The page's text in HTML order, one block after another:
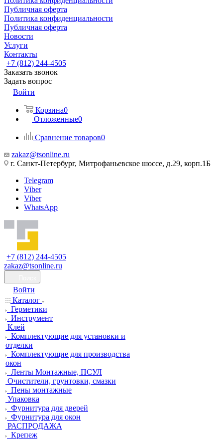
Публичная оферта
Политика конфиденциальности
Публичная оферта
Новости
Услуги
Контакты
+7 (812) 244-4505
Заказать звонок
Задать вопрос
Войти
Корзина0
Отложенные0
Сравнение товаров0
zakaz@tsonline.ru
г. Санкт-Петербург, Митрофаньевское шоссе, д.29, корп.1Б
Telegram
Viber
Viber
WhatsApp
+7 (812) 244-4505
zakaz@tsonline.ru
Войти
Каталог
Герметики
Инструмент
Клей
Комплектующие для установки и
отделки
Комплектующие для производства
окон
Ленты Монтажные, ПСУЛ
Очистители, грунтовки, смазки
Пены монтажные
Упаковка
Фурнитура для дверей
Фурнитура для окон
РАСПРОДАЖА
Крепеж